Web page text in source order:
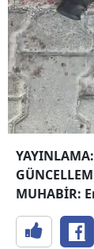
MUHABİR: